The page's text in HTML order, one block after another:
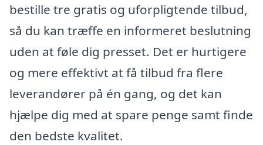
bestille tre gratis og uforpligtende tilbud,
så du kan træffe en informeret beslutning
uden at føle dig presset. Det er hurtigere
og mere effektivt at få tilbud fra flere
leverandører på én gang, og det kan
hjælpe dig med at spare penge samt finde
den bedste kvalitet.